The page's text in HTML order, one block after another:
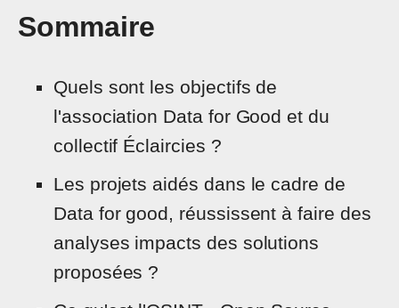
Sommaire
Quels sont les objectifs de
l'association Data for Good et du
collectif Éclaircies ?
Les projets aidés dans le cadre de
Data for good, réussissent à faire des
analyses impacts des solutions
proposées ?